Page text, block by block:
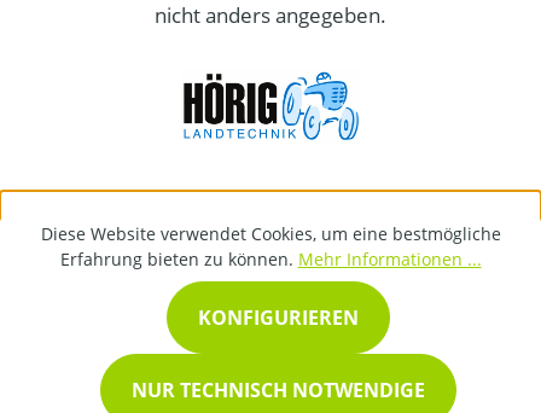
nicht anders angegeben.
Diese Website verwendet Cookies, um eine bestmögliche
Erfahrung bieten zu können. Mehr Informationen ...
NUR TECHNISCH NOTWENDIGE
KONFIGURIEREN